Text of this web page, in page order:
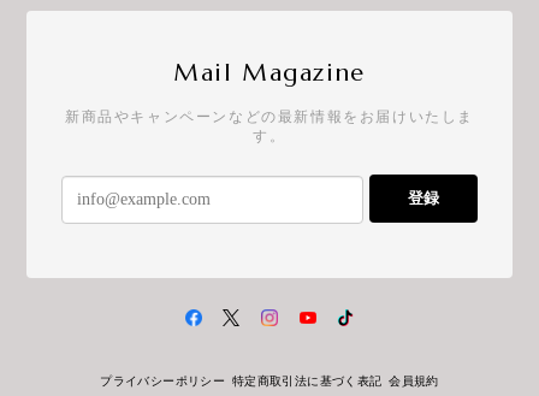
Mail Magazine
新商品やキャンペーンなどの最新情報をお届けいたしま
す。
登録
プライバシーポリシー 特定商取引法に基づく表記 会員規約